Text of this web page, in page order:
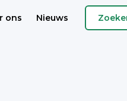
ons Nieuws